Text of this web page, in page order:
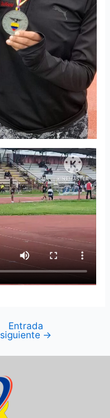
Entrada
siguiente →